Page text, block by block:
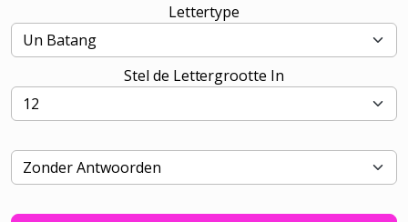
Lettertype
Stel de Lettergrootte In